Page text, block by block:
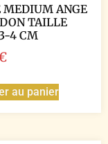
MEDIUM ANGE
TAILLE
4 CM
au panier